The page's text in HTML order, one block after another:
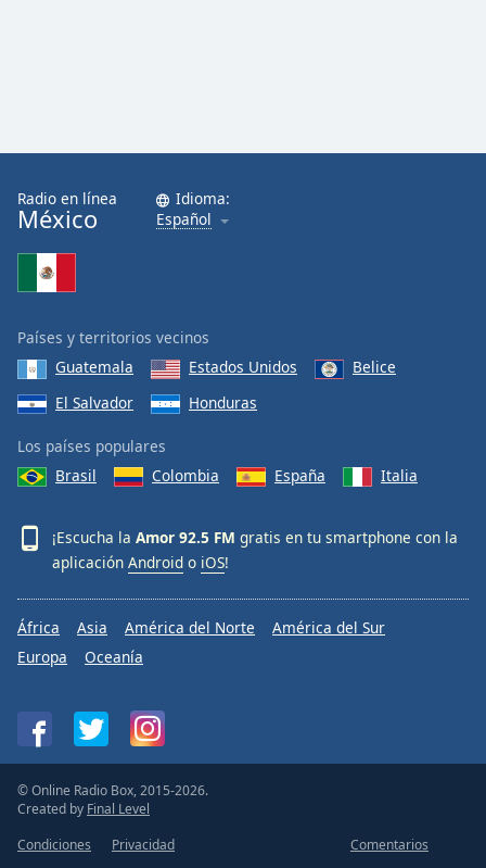
Radio en línea
México
Idioma:
Español
Países y territorios vecinos
Guatemala
Estados Unidos
Belice
El Salvador
Honduras
Los países populares
Brasil
Colombia España Italia
¡Escucha la Amor 92.5 FM gratis en tu smartphone con la
aplicación Android o iOS!
África Asia América del Norte
América del Sur
Europa
Oceanía
© Online Radio Box, 2015-2026.
Created by Final Level
Condiciones
Privacidad Comentarios